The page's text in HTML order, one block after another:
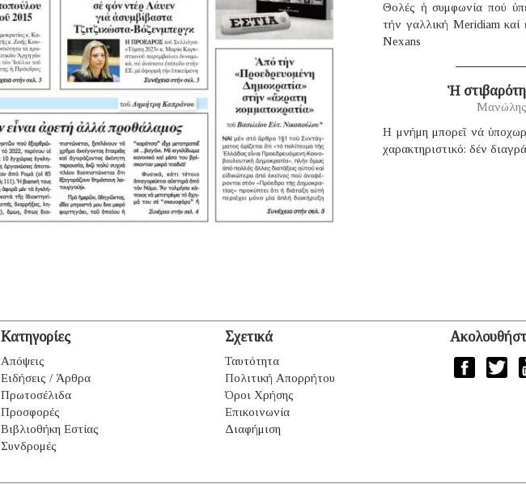
Θολές ἡ συμφωνία πού
τήν γαλλική Μeridiam
Nexans
Ἡ
Μανώλης
H μνήμη μπορεῖ νά
χαρακτηριστικό: δέν
Κατηγορίες
Απόψεις
Ειδήσεις / Άρθρα
Πρωτοσέλιδα
Προσφορές
Βιβλιοθήκη Εστίας
Συνδρομές
Σχετικά
Ταυτότητα
Πολιτική Απορρήτου
Όροι Χρήσης
Επικοινωνία
Διαφήμιση